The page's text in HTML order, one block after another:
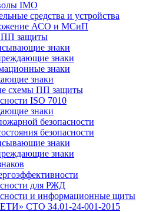
IMO
средства и устройства
АСО и МСиП
защиты
знаки
знаки
знаки
знаки
схемы ПП защиты
ISO 7010
знаки
безопасности
безопасности
знаки
знаки
для РЖД
и информационные щиты
СТО 34.01-24-001-2015